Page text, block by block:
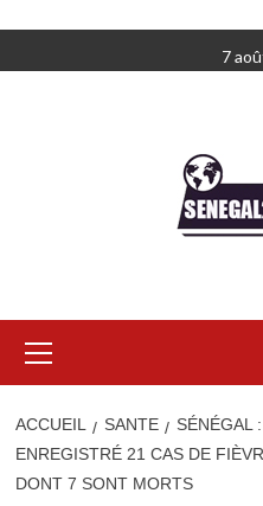
au
7
principal
ACCUEIL SANTE
SÉNÉGAL
ENREGISTRÉ 21 CAS DE
DONT 7 SONT MORTS